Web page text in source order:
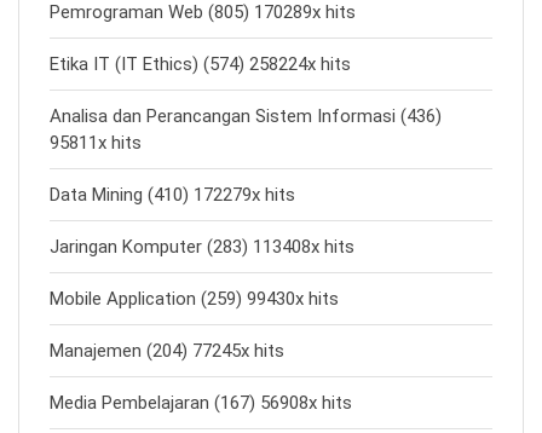
Pemrograman Web (805) 170289x hits
Etika IT (IT Ethics) (574) 258224x hits
Analisa dan Perancangan Sistem Informasi (436)
95811x hits
Data Mining (410) 172279x hits
Jaringan Komputer (283) 113408x hits
Mobile Application (259) 99430x hits
Manajemen (204) 77245x hits
Media Pembelajaran (167) 56908x hits